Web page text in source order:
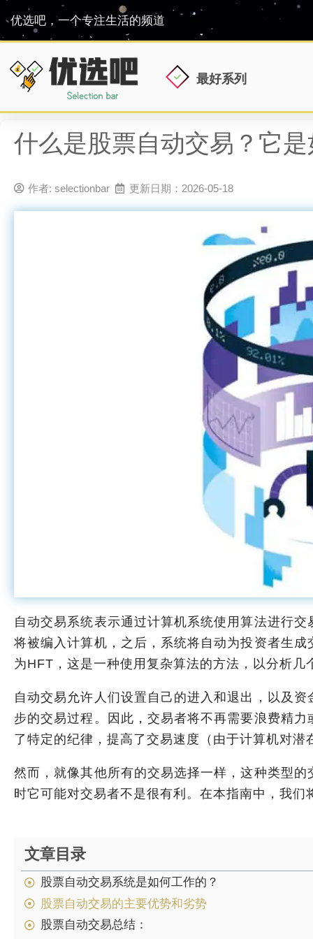
优选吧，一个专注生活的频道
最好系列
什么是股票自动交易？它
作者: selectionbar 更新日期：2026-05-18
自动交易系统表示通过计算机系统使用算法进行
将被编入计算机，之后，系统将自动为投资者生
为HFT，这是一种使用复杂算法的方法，以分析
自动交易允许人们设置自己的进入和退出，以及
步的交易过程。因此，交易者将不再需要浪费精
了特定的纪律，提高了交易速度（由于计算机对
然而，就像其他所有的交易选择一样，这种类型
时它可能对交易者不是很有利。在本指南中，我
文章目录
股票自动交易系统是如何工作的？
股票自动交易的主要优势和劣势
股票自动交易总结：